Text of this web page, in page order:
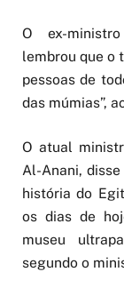
O ex-
lembrou que o
pessoas de
das múmias”,
O atual
Al-Anani,
história do
os dias de
museu
segundo o